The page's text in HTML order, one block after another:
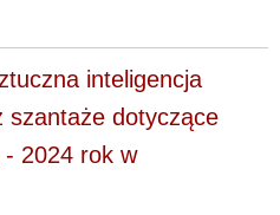
inteligencja
szantaże dotyczące
2024 rok w